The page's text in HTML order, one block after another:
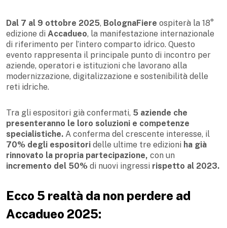
Dal 7 al 9 ottobre 2025, BolognaFiere ospiterà la 18°
edizione di Accadueo, la manifestazione internazionale
di riferimento per l’intero comparto idrico. Questo
evento rappresenta il principale punto di incontro per
aziende, operatori e istituzioni che lavorano alla
modernizzazione, digitalizzazione e sostenibilità delle
reti idriche.
Tra gli espositori già confermati, 5 aziende che
presenteranno le loro soluzioni e competenze
specialistiche. A conferma del crescente interesse, il
70% degli espositori delle ultime tre edizioni ha già
rinnovato la propria partecipazione, con un
incremento del 50% di nuovi ingressi rispetto al 2023.
Ecco 5 realtà da non perdere ad
Accadueo 2025: